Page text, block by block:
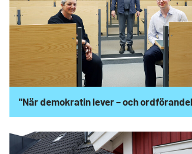
"När demokratin lever – och